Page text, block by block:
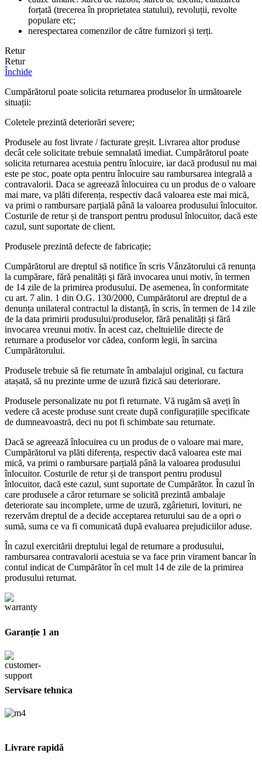
forțată (trecerea în proprietatea statului), revoluții, revolte
populare etc;
nerespectarea comenzilor de către furnizori și terți.
Retur
Retur
Închide
Cumpărătorul poate solicita returnarea produselor în următoarele
situații:
Coletele prezintă deteriorări severe;
Produsele au fost livrate / facturate greșit. Livrarea altor produse
decât cele solicitate trebuie semnalată imediat. Cumpărătorul poate
solicita returnarea acestuia pentru înlocuire, iar dacă produsul nu mai
este pe stoc, poate opta pentru înlocuire sau rambursarea integrală a
contravalorii. Daca se agreează înlocuirea cu un produs de o valoare
mai mare, va plăti diferența, respectiv dacă valoarea este mai mică,
va primi o rambursare parțială până la valoarea produsului înlocuitor.
Costurile de retur și de transport pentru produsul înlocuitor, dacă este
cazul, sunt suportate de client.
Produsele prezintă defecte de fabricație;
Cumpărătorul are dreptul să notifice în scris Vânzătorului că renunța
la cumpărare, fără penalități şi fără invocarea unui motiv, în termen
de 14 zile de la primirea produsului. De asemenea, în conformitate
cu art. 7 alin. 1 din O.G. 130/2000, Cumpărătorul are dreptul de a
denunța unilateral contractul la distanță, în scris, în termen de 14 zile
de la data primirii produsului/produselor, fără penalități și fără
invocarea vreunui motiv. În acest caz, cheltuielile directe de
returnare a produselor vor cădea, conform legii, în sarcina
Cumpărătorului.
Produsele trebuie să fie returnate în ambalajul original, cu factura
atașată, să nu prezinte urme de uzură fizică sau deteriorare.
Produsele personalizate nu pot fi returnate. Vă rugăm să aveți în
vedere că aceste produse sunt create după configurațiile specificate
de dumneavoastră, deci nu pot fi schimbate sau returnate.
Dacă se agreează înlocuirea cu un produs de o valoare mai mare,
Cumpărătorul va plăti diferența, respectiv dacă valoarea este mai
mică, va primi o rambursare parțială până la valoarea produsului
înlocuitor. Costurile de retur și de transport pentru produsul
înlocuitor, dacă este cazul, sunt suportate de Cumpărător. În cazul în
care produsele a căror returnare se solicită prezintă ambalaje
deteriorate sau incomplete, urme de uzură, zgârieturi, lovituri, ne
rezervăm dreptul de a decide acceptarea returului sau de a opri o
sumă, suma ce va fi comunicată după evaluarea prejudiciilor aduse.
În cazul exercitării dreptului legal de returnare a produsului,
rambursarea contravalorii acestuia se va face prin virament bancar în
contul indicat de Cumpărător în cel mult 14 de zile de la primirea
produsului returnat.
Garanție 1 an
Servisare tehnica
Livrare rapidă